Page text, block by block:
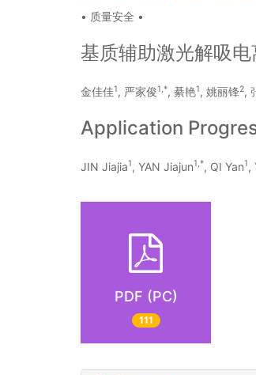
• 质量安全 •
基质辅助激光解吸
金佳佳1, 严家俊1,*, 綦艳1, 姚丽锋2,
Application
JIN Jiajia1, YAN Jiajun1,*, QI Yan1,
PDF (PC)
111